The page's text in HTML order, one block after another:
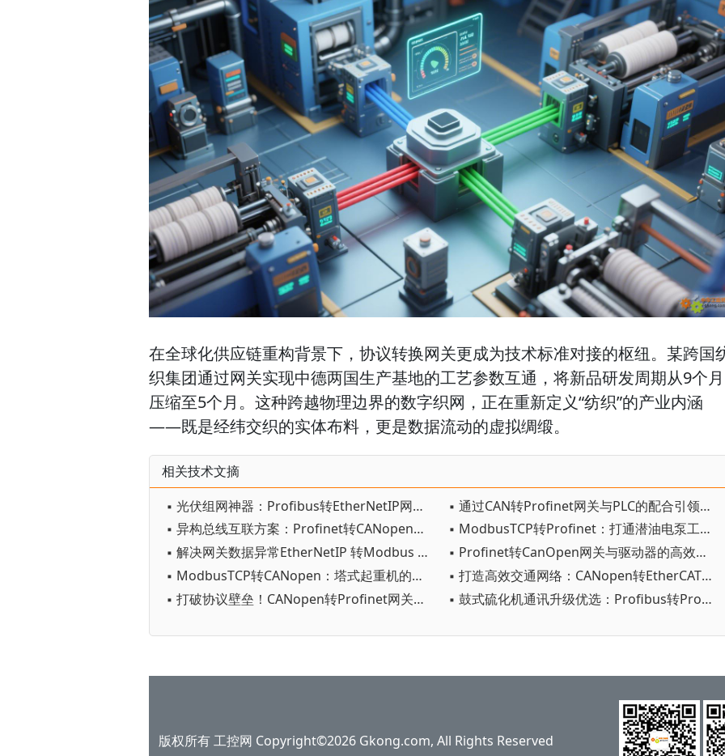
在全球化供应链重构背景下，协议转换网关更成为技术标准对接的枢纽。某跨国
织集团通过网关实现中德两国生产基地的工艺参数互通，将新品研发周期从9个月
压缩至5个月。这种跨越物理边界的数字织网，正在重新定义“纺织”的产业内涵
——既是经纬交织的实体布料，更是数据流动的虚拟绸缎。
相关技术文摘
▪ 光伏组网神器：Profibus转EtherNetIP网关联动西门子控制
▪ 通过CAN转Profinet网关与PLC的配合引领智慧物流的未来
▪ 异构总线互联方案：Profinet转CANopen网关在立体仓库中的应用探析
▪ ModbusTCP转Profinet：打通潜油电泵工业互联新路径
▪ 解决网关数据异常EtherNetIP 转Modbus TCP专用动态监测
▪ Profinet转CanOpen网关与驱动器的高效集成配置实践
▪ ModbusTCP转CANopen：塔式起重机的未来大脑
▪ 打造高效交通网络：CANopen转EtherCAT网关技术解析
▪ 打破协议壁垒！CANopen转Profinet网关赋能AGV智能化升级
▪ 鼓式硫化机通讯升级优选：Profibus转Profinet网关，高效稳定不宕机
版权所有 工控网 Copyright©2026 Gkong.com, All Rights Reserved